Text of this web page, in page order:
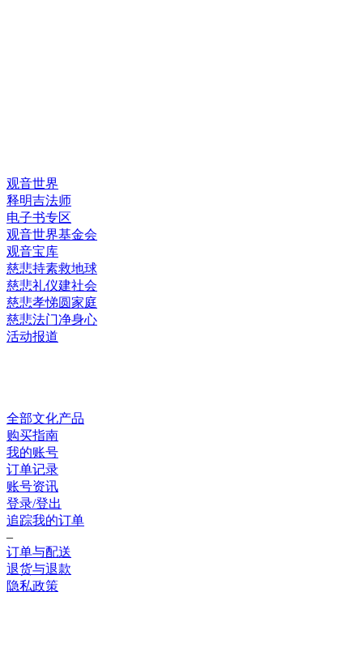
观音世界
释明吉法师
电子书专区
观音世界基金会
观音宝库
慈悲持素救地球
慈悲礼仪建社会
慈悲孝悌圆家庭
慈悲法门净身心
活动报道
全部文化产品
购买指南
我的账号
订单记录
账号资讯
登录/登出
追踪我的订单
–
订单与配送
退货与退款
隐私政策